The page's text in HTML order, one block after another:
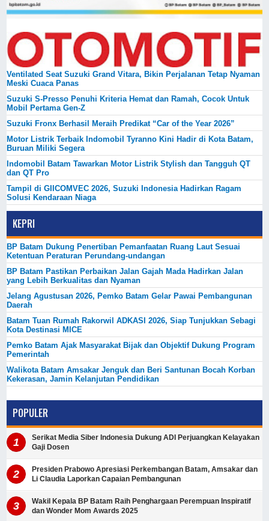
Ventilated Seat Suzuki Grand Vitara, Bikin Perjalanan Tetap Nyaman
Meski Cuaca Panas
Suzuki S-Presso Penuhi Kriteria Hemat dan Ramah, Cocok Untuk
Mobil Pertama Gen-Z
Suzuki Fronx Berhasil Meraih Predikat “Car of the Year 2026”
Motor Listrik Terbaik Indomobil Tyranno Kini Hadir di Kota Batam,
Buruan Miliki Segera
Indomobil Batam Tawarkan Motor Listrik Stylish dan Tangguh QT
dan QT Pro
Tampil di GIICOMVEC 2026, Suzuki Indonesia Hadirkan Ragam
Solusi Kendaraan Niaga
KEPRI
BP Batam Dukung Penertiban Pemanfaatan Ruang Laut Sesuai
Ketentuan Peraturan Perundang-undangan
BP Batam Pastikan Perbaikan Jalan Gajah Mada Hadirkan Jalan
yang Lebih Berkualitas dan Nyaman
Jelang Agustusan 2026, Pemko Batam Gelar Pawai Pembangunan
Daerah
Batam Tuan Rumah Rakorwil ADKASI 2026, Siap Tunjukkan Sebagi
Kota Destinasi MICE
Pemko Batam Ajak Masyarakat Bijak dan Objektif Dukung Program
Pemerintah
Walikota Batam Amsakar Jenguk dan Beri Santunan Bocah Korban
Kekerasan, Jamin Kelanjutan Pendidikan
POPULER
Serikat Media Siber Indonesia Dukung ADI Perjuangkan Kelayakan
Gaji Dosen
Presiden Prabowo Apresiasi Perkembangan Batam, Amsakar dan
Li Claudia Laporkan Capaian Pembangunan
Wakil Kepala BP Batam Raih Penghargaan Perempuan Inspiratif
dan Wonder Mom Awards 2025